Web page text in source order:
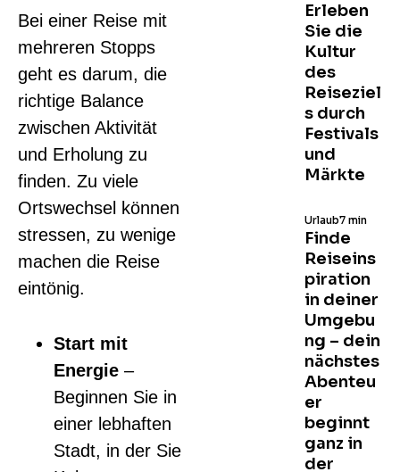
Bei einer Reise mit
mehreren Stopps
geht es darum, die
richtige Balance
zwischen Aktivität
und Erholung zu
finden. Zu viele
Ortswechsel können
stressen, zu wenige
machen die Reise
eintönig.
Start mit
Energie –
Beginnen Sie in
einer lebhaften
Stadt, in der Sie
Erleben
Sie die
Kultur
des
Reiseziel
s durch
Festivals
und
Märkte
Finde
Reiseins
piration
in deiner
Umgebu
ng – dein
nächstes
Abenteu
er
beginnt
ganz in
der
Urlaub7 min